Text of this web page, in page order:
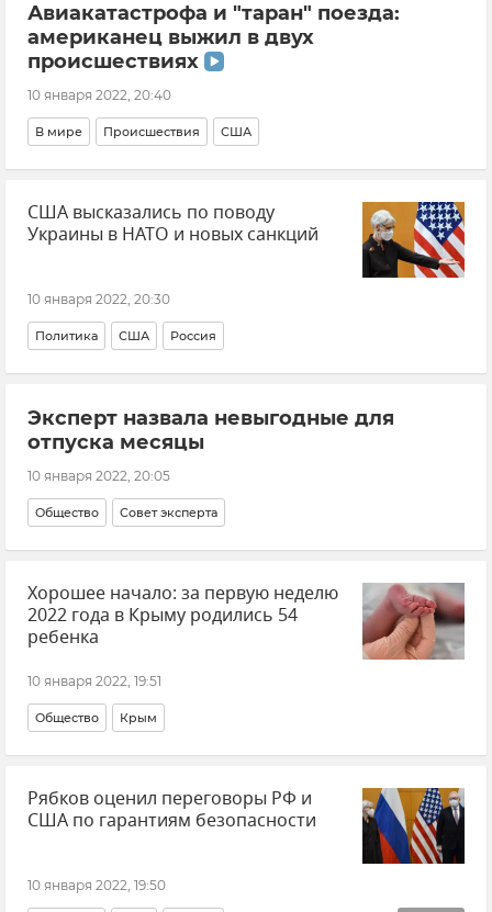
Авиакатастрофа и "таран" поезда:
американец выжил в двух
происшествиях
10 января 2022, 20:40
В мире Происшествия США
США высказались по поводу
Украины в НАТО и новых санкций
10 января 2022, 20:30
Политика США Россия
Эксперт назвала невыгодные для
отпуска месяцы
10 января 2022, 20:05
Общество Совет эксперта
Хорошее начало: за первую неделю
2022 года в Крыму родились 54
ребенка
10 января 2022, 19:51
Общество Крым
Рябков оценил переговоры РФ и
США по гарантиям безопасности
10 января 2022, 19:50